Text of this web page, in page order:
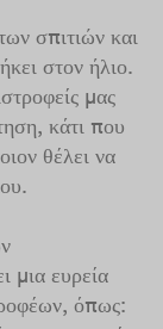
σπιτιών και
στον ήλιο.
μας
κάτι που
θέλει να
ευρεία
όπως: